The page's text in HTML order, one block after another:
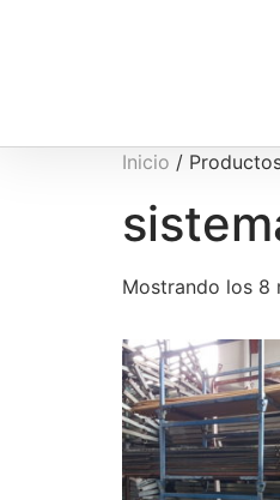
Inicio /
Mostrando los 8